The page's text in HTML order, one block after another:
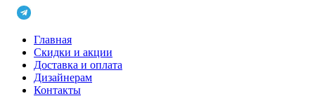
Главная
Скидки и акции
Доставка и оплата
Дизайнерам
Контакты